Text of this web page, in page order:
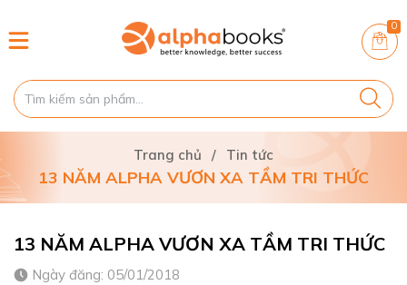
0
Trang chủ / Tin tức
13 NĂM ALPHA VƯƠN XA TẦM TRI THỨC
13 NĂM ALPHA VƯƠN XA TẦM TRI THỨC
Ngày đăng: 05/01/2018